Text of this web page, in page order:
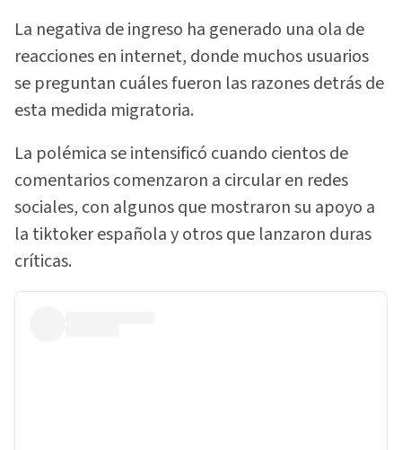
La negativa de ingreso ha generado una ola de
reacciones en internet, donde muchos usuarios
se preguntan cuáles fueron las razones detrás de
esta medida migratoria.
La polémica se intensificó cuando cientos de
comentarios comenzaron a circular en redes
sociales, con algunos que mostraron su apoyo a
la tiktoker española y otros que lanzaron duras
críticas.